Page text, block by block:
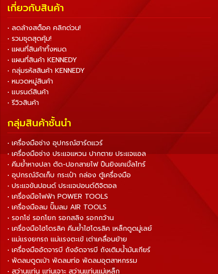
เกี่ยวกับสินค้า
• ลดล้างสต็อค คลิกด่วน!
• รวมชุดสุดคุ้ม!
• แผนที่สินค้าทั้งหมด
• แผนที่สินค้า KENNEDY
• กลุ่มรหัสสินค้า KENNEDY
• หมวดหมู่สินค้า
• แบรนด์สินค้า
• รีวิวสินค้า
กลุ่มสินค้าชั้นนำ
• เครื่องมือช่าง อุปกรณ์ฮาร์ดแวร์
• เครื่องมือช่าง ประแจแหวน ปากตาย ประแจแอล
• คีมย้ำหางปลา ตัด-ปอกสายไฟ ปืนยิงเคเบิ้ลไทร์
• อุปกรณ์จัดเก็บ กระเป๋า กล่อง ตู้เครื่องมือ
• ประแจขันปอนด์ ประแจปอนด์ดิจิตอล
• เครื่องมือไฟฟ้า POWER TOOLS
• เครื่องมือลม ปั๊มลม AIR TOOLS
• รอกโซ่ รอกโยก รอกสลิง รอกกว้าน
• เครื่องมือไฮโดรลิค คีมย้ำไฮโดรลิค เหล็กดูดมู่เลย์
• แม่แรงยกรถ แม่แรงตะเข้ เต่าเคลื่อนย้าย
• เครื่องมืออัดจารบี ถังอัดจารบี ถังเติมน้ำมันเกียร์
• พัดลมดูดเป่า พัดลมท่อ พัดลมอุตสาหกรรม
• สว่านแท่น แท่นเจาะ สว่านแท่นแม่เหล็ก